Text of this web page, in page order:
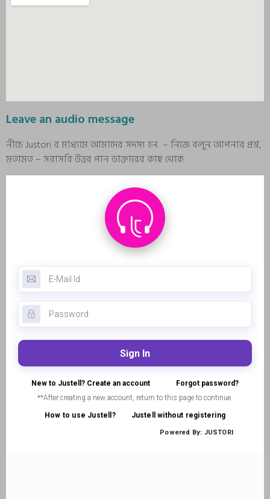
Leave an audio message
নীচে Justori র মাধ্যমে আমাদের সদস্য হন – নিজে বলুন আপনার প্রশ্ন,
মতামত – সরাসরি উত্তর পান ডাক্তারের কাছ থেকে